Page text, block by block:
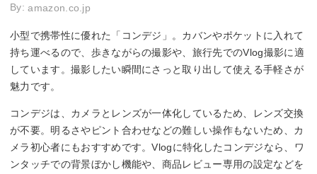
By:amazon.co.jp
小型で携帯性に優れた「コンデジ」。カバンやポケットに入れて
持ち運べるので、歩きながらの撮影や、旅行先でのVlog撮影に適
しています。撮影したい瞬間にさっと取り出して使える手軽さが
魅力です。
コンデジは、カメラとレンズが一体化しているため、レンズ交換
が不要。明るさやピント合わせなどの難しい操作もないため、カ
メラ初心者にもおすすめです。Vlogに特化したコンデジなら、ワ
ンタッチでの背景ぼかし機能や、商品レビュー専用の設定などを